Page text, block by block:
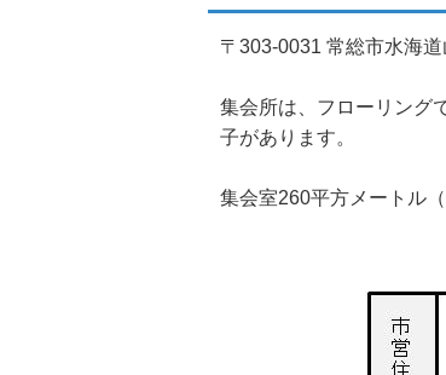
〒303-0031 常総市水海
集会所は、フローリング
子があります。
集会室260平方メートル